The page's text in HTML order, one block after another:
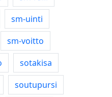
sm-uinti
sm-voitto
sotakisa
soutupursi